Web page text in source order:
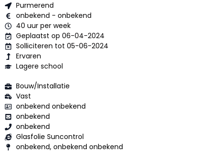
Purmerend
onbekend - onbekend
40 uur per week
Geplaatst op 06-04-2024
Solliciteren tot 05-06-2024
Ervaren
Lagere school
Bouw/Installatie
Vast
onbekend onbekend
onbekend
onbekend
Glasfolie Suncontrol
onbekend, onbekend onbekend